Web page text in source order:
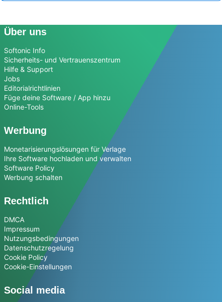
Über uns
Softonic Info
Sicherheits- und Vertrauenszentrum
Hilfe & Support
Jobs
Editorialrichtlinien
Füge deine Software / App hinzu
Online-Tools
Werbung
Monetarisierungslösungen für Verlage
Ihre Software hochladen und verwalten
Software Policy
Werbung schalten
Rechtlich
DMCA
Impressum
Nutzungsbedingungen
Datenschutzregelung
Cookie Policy
Cookie-Einstellungen
Social media